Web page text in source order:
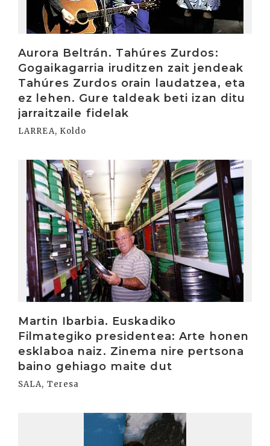
Aurora Beltrán. Tahúres Zurdos:
Gogaikagarria iruditzen zait jendeak
Tahúres Zurdos orain laudatzea, eta
ez lehen. Gure taldeak beti izan ditu
jarraitzaile fidelak
LARREA, Koldo
Martin Ibarbia. Euskadiko
Filmategiko presidentea: Arte honen
esklaboa naiz. Zinema nire pertsona
baino gehiago maite dut
SALA, Teresa
Irakurri